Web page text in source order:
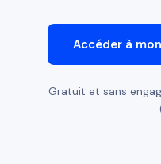
Accéder à
Gratuit et sans